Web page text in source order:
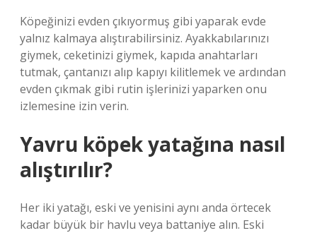
Köpeğinizi evden çıkıyormuş gibi yaparak evde
yalnız kalmaya alıştırabilirsiniz. Ayakkabılarınızı
giymek, ceketinizi giymek, kapıda anahtarları
tutmak, çantanızı alıp kapıyı kilitlemek ve ardından
evden çıkmak gibi rutin işlerinizi yaparken onu
izlemesine izin verin.
Yavru köpek yatağına nasıl
alıştırılır?
Her iki yatağı, eski ve yenisini aynı anda örtecek
kadar büyük bir havlu veya battaniye alın. Eski